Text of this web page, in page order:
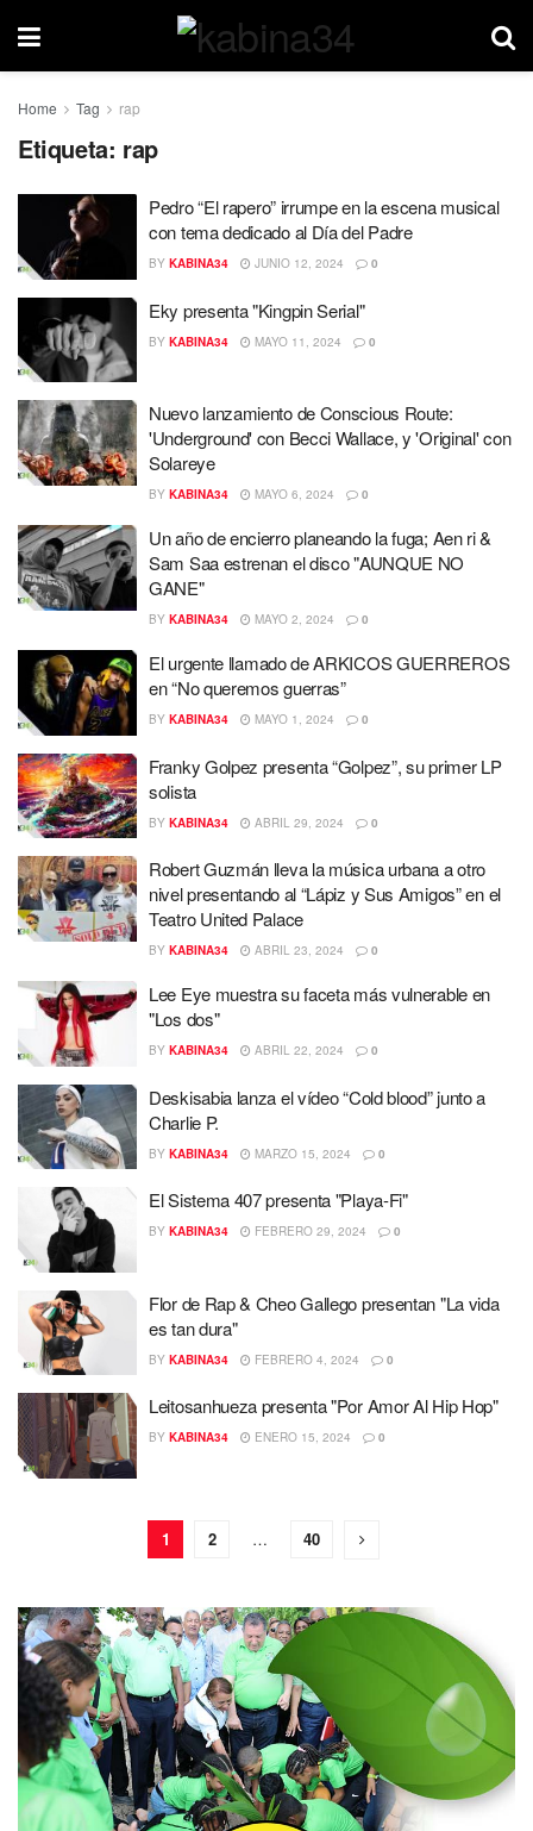
Home Tag rap
Etiqueta: rap
Pedro “El rapero” irrumpe en la escena musical
con tema dedicado al Día del Padre
BY KABINA34 JUNIO 12, 2024 0
Eky presenta "Kingpin Serial"
BY KABINA34 MAYO 11, 2024 0
Nuevo lanzamiento de Conscious Route:
'Underground' con Becci Wallace, y 'Original' con
Solareye
BY KABINA34 MAYO 6, 2024 0
Un año de encierro planeando la fuga; Aen ri &
Sam Saa estrenan el disco "AUNQUE NO
GANE"
BY KABINA34 MAYO 2, 2024 0
El urgente llamado de ARKICOS GUERREROS
en “No queremos guerras”
BY KABINA34 MAYO 1, 2024 0
Franky Golpez presenta “Golpez”, su primer LP
solista
BY KABINA34 ABRIL 29, 2024 0
Robert Guzmán lleva la música urbana a otro
nivel presentando al “Lápiz y Sus Amigos” en el
Teatro United Palace
BY KABINA34 ABRIL 23, 2024 0
Lee Eye muestra su faceta más vulnerable en
"Los dos"
BY KABINA34 ABRIL 22, 2024 0
Deskisabia lanza el vídeo “Cold blood” junto a
Charlie P.
BY KABINA34 MARZO 15, 2024 0
El Sistema 407 presenta "Playa-Fi"
BY KABINA34 FEBRERO 29, 2024 0
Flor de Rap & Cheo Gallego presentan "La vida
es tan dura"
BY KABINA34 FEBRERO 4, 2024 0
Leitosanhueza presenta "Por Amor Al Hip Hop"
BY KABINA34 ENERO 15, 2024 0
1 2 … 40